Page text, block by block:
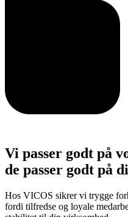
Vi passer godt på
de passer godt på
Hos VICOS sikrer vi trygge
fordi tilfredse og loyale